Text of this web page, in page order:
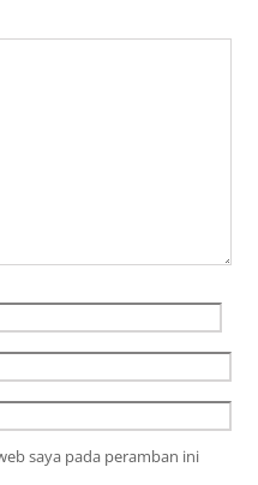
saya pada peramban ini